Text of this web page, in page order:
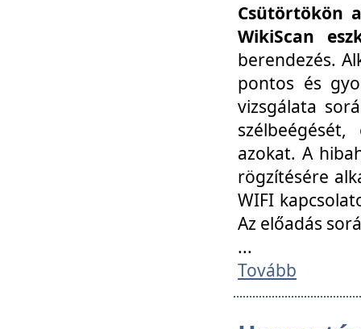
Csütörtökön
WikiScan
berendezés.
pontos és
vizsgálata
azokat. A
rögzítésére
WIFI
Az előadás
...
Tovább